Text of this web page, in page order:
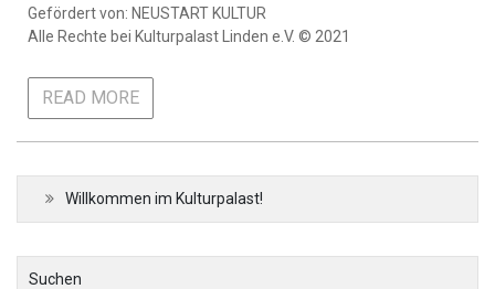
Gefördert von: NEUSTART KULTUR
Alle Rechte bei Kulturpalast Linden e.V. © 2021
READ MORE
Willkommen im Kulturpalast!
Suchen